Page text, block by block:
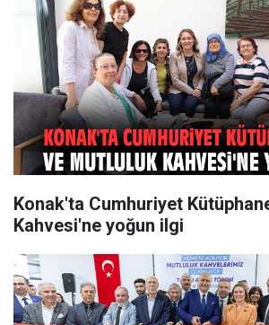
Konak'ta Cumhuriyet
Kahvesi'ne yoğun ilgi